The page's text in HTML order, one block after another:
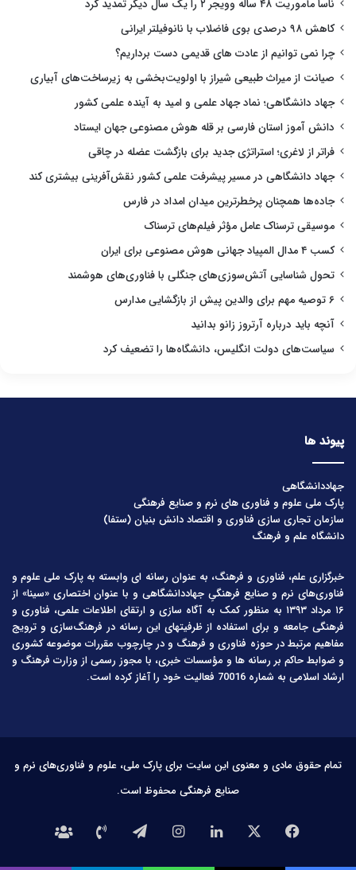
ناسا مأموریت ۴۸ ساله وویجر ۲ را یک سال دیگر تمدید کرد
کاهش ۹۸ درصدی بوی فاضلاب با نانوفیلتر ایرانی
چرا نمی توانیم از عادت های قدیمی دست برداریم؟
صیانت از میراث طبیعی شیراز با اولویت‌بخشی به زیرساخت‌های آبیاری
جهاد دانشگاهی؛ نماد جهاد علمی و امید به آینده علمی کشور
دانش آموز استان فارسی بر قله هوش مصنوعی جهان ایستاد
فراتر از لاغری؛ استراتژی جدید برای بازگشت عضله در چاقی
جهاد دانشگاهی در مسیر پیشرفت علمی کشور نقش‌آفرینی بیشتری کند
جاده‌ها همچنان پرخطرترین میدان امداد در فارس
موسیقی ترسناک عامل مؤثر فیلم‌های ترسناک
کسب ۴ مدال المپیاد جهانی هوش مصنوعی برای ایران
تحول شناسایی آتش‌سوزی‌های جنگلی با فناوری‌های هوشمند
۶ توصیه مهم برای والدین پیش از بازگشایی مدارس
آنچه باید درباره آرتروز زانو بدانید
سیاست‌های دولت انگلیس، دانشگاه‌ها را تضعیف کرد
پیوند ها
جهاددانشگاهی
پارک ملی علوم و فناوری های نرم و صنایع فرهنگی
سازمان تجاری سازی فناوری و اقتصاد دانش بنیان (ستفا)
دانشگاه علم و فرهنگ
خبرگزاری علم، فناوری و فرهنگ، به عنوان رسانه ای وابسته به پارک ملی علوم و
فناوری‌های نرم و صنایع فرهنگیِ جهاددانشگاهی و با عنوان اختصاری «سینا» از
۱۶ مرداد ۱۳۹۳ به منظور کمک به آگاه سازی و ارتقای اطلاعات علمی، فناوری و
فرهنگی جامعه و برای استفاده از ظرفیتهای این رسانه در فرهنگ‌سازی و ترویج
مفاهیم مرتبط در حوزه فناوری و فرهنگ و در چارچوب مقررات موضوعه کشوری
و ضوابط حاکم بر رسانه ها و مؤسسات خبری، با مجوز رسمی از وزارت فرهنگ و
ارشاد اسلامی به شماره 70016 فعالیت خود را آغاز کرده است.
تمام حقوق مادی و معنوی این سایت برای پارک ملی، علوم و فناوری‌های نرم و
صنایع فرهنگی محفوظ است.
فیس
لینکدیناینستاگرامتلگرامتماس درباره